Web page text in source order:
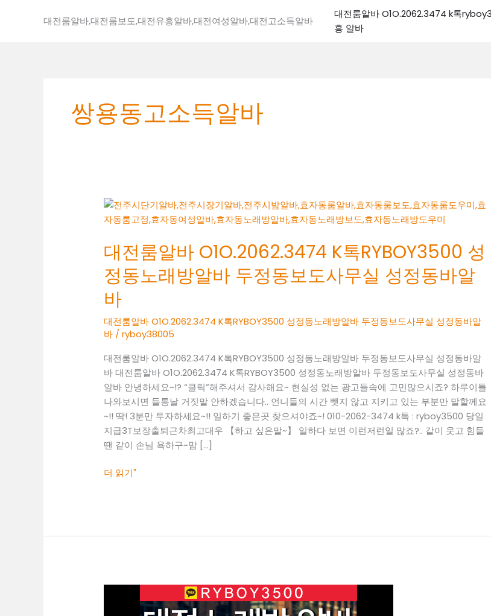
대전룸알바,대전룸보도,대전유흥알바,대전여성알바,대전고소득알바
대전룸알바 O1O.2062.3474 k톡
흥 알바
쌍용동고소득알바
대전룸알바 O1O.2062.3474 K톡RYBOY3500 성
정동노래방알바 두정동보도사무실 성정동바알
바
대전룸알바 O1O.2062.3474 K톡RYBOY3500 성정동노래방알바 두정동보도사무실 성정동바알
바 /ryboy38005
대전룸알바 O1O.2062.3474 K톡RYBOY3500 성정동노래방알바 두정동보도사무실 성정동바알
바 대전룸알바 O1O.2062.3474 K톡RYBOY3500 성정동노래방알바 두정동보도사무실 성정동바
알바 안녕하세요~!? “클릭”해주셔서 감사해요~ 현실성 없는 광고들속에 고민많으시죠? 하루이틀
나와보시면 들통날 거짓말 안하겠습니다.. 언니들의 시간 뺏지 않고 지키고 있는 부분만 말할께요
~!! 딱! 3분만 투자하세요~!! 일하기 좋은곳 찾으셔야죠~! 010-2062-3474 k톡 : ryboy3500 당일
지급3T보장출퇴근차최고대우 【하고 싶은말~】 일하다 보면 이런저런일 많죠?.. 같이 웃고 힘들
땐 같이 손님 욕하구~맘 […]
대
전
알
O1O.2062.3474
K
톡
RYBOY3500
성
동
노
래
방
알
바
두
동
무
더 읽기"